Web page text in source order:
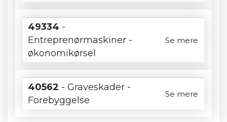
49334 -
Entreprenørmaskiner -
økonomikørsel
Se mere
40562 - Graveskader -
Forebyggelse
Se mere